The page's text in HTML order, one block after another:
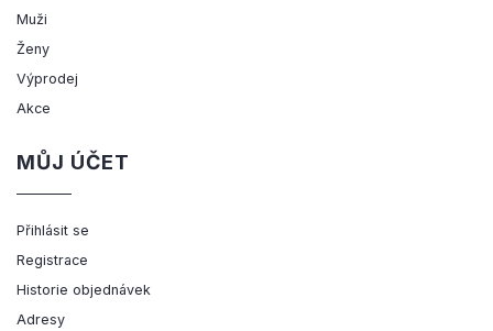
Muži
Ženy
Výprodej
Akce
MŮJ ÚČET
Přihlásit se
Registrace
Historie objednávek
Adresy